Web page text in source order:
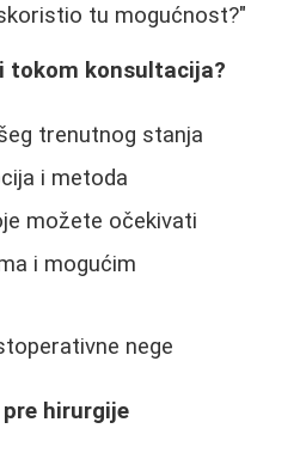
tu mogućnost?"
tokom konsultacija?
trenutnog stanja
i metoda
možete očekivati
i mogućim
nege
hirurgije